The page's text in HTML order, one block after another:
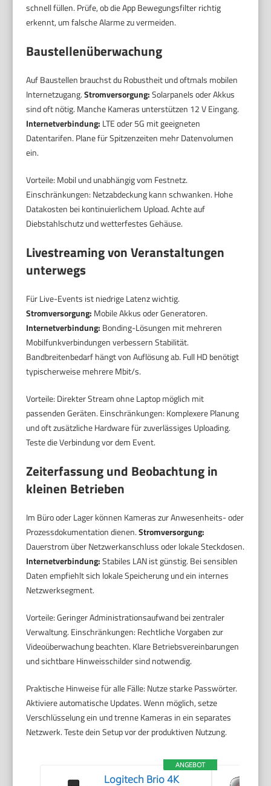
schnell füllen. Prüfe, ob die App Bewegungsfilter richtig
erkennt, um falsche Alarme zu vermeiden.
Baustellenüberwachung
Auf Baustellen brauchst du Robustheit und oftmals mobilen
Internetzugang.Stromversorgung:Solarpanels oder Akkus
sind oft nötig. Manche Kameras unterstützen 12 V Eingang.
Internetverbindung: LTE oder 5G mit geeigneten
Datentarifen. Plane für Spitzenzeiten mehr Datenvolumen
ein.
Vorteile: Mobil und unabhängig vom Festnetz.
Einschränkungen: Netzabdeckung kann schwanken. Hohe
Datakosten bei kontinuierlichem Upload. Achte auf
Diebstahlschutz und wetterfestes Gehäuse.
Livestreaming von Veranstaltungen
unterwegs
Für Live-Events ist niedrige Latenz wichtig.
Stromversorgung: Mobile Akkus oder Generatoren.
Internetverbindung: Bonding-Lösungen mit mehreren
Mobilfunkverbindungen verbessern Stabilität.
Bandbreitenbedarf hängt von Auflösung ab. Full HD benötigt
typischerweise mehrere Mbit/s.
Vorteile: Direkter Stream ohne Laptop möglich mit
passenden Geräten. Einschränkungen: Komplexere Planung
und oft zusätzliche Hardware für zuverlässiges Uploading.
Teste die Verbindung vor dem Event.
Zeiterfassung und Beobachtung in
kleinen Betrieben
Im Büro oder Lager können Kameras zur Anwesenheits- oder
Prozessdokumentation dienen.Stromversorgung:
Dauerstrom über Netzwerkanschluss oder lokale Steckdosen.
Internetverbindung:Stabiles LAN ist günstig. Bei sensiblen
Daten empfiehlt sich lokale Speicherung und ein internes
Netzwerksegment.
Vorteile: Geringer Administrationsaufwand bei zentraler
Verwaltung. Einschränkungen: Rechtliche Vorgaben zur
Videoüberwachung beachten. Klare Betriebsvereinbarungen
und sichtbare Hinweisschilder sind notwendig.
Praktische Hinweise für alle Fälle: Nutze starke Passwörter.
Aktiviere automatische Updates. Wenn möglich, setze
Verschlüsselung ein und trenne Kameras in ein separates
Netzwerk. Teste dein Setup vor der produktiven Nutzung.
ANGEBOT
Logitech Brio 4K